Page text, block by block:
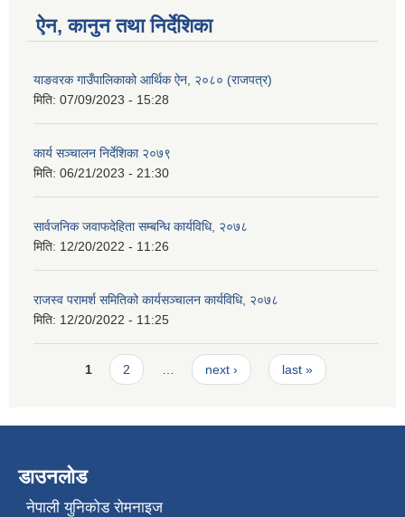
ऐन, कानुन तथा निर्देशिका
याङवरक गाउँपालिकाको आर्थिक ऐन, २०८० (राजपत्र)
मिति: 07/09/2023 - 15:28
कार्य सञ्चालन निर्देशिका २०७९
मिति: 06/21/2023 - 21:30
सार्वजनिक जवाफदेहिता सम्बन्धि कार्यविधि, २०७८
मिति: 12/20/2022 - 11:26
राजस्व परामर्श समितिको कार्यसञ्चालन कार्यविधि, २०७८
मिति: 12/20/2022 - 11:25
Pages
1 2 next › last »
डाउनलोड
नेपाली युनिकोड रोमनाइज